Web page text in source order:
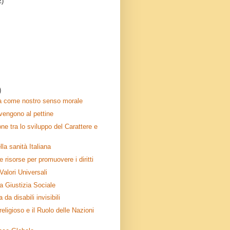
come nostro senso morale
al pettine
tra lo sviluppo del Carattere e
sanità Italiana
risorse per promuovere i diritti
Universali
Giustizia Sociale
da disabili invisibili
e il Ruolo delle Nazioni